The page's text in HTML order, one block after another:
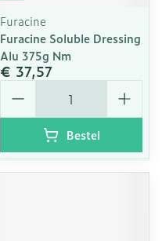
Furacine
Furacine Soluble Dressing
Alu 375g Nm
€ 37,57
Aantal
Bestel